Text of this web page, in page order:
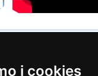
i cookies